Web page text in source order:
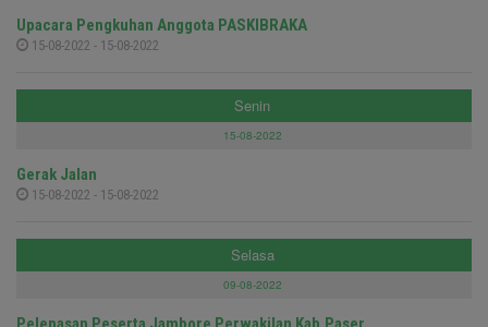
Upacara Pengkuhan Anggota PASKIBRAKA
15-08-2022 - 15-08-2022
Senin
15-08-2022
Gerak Jalan
15-08-2022 - 15-08-2022
Selasa
09-08-2022